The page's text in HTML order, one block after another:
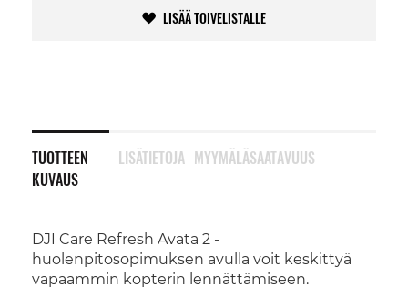
LISÄÄ TOIVELISTALLE
TUOTTEEN
KUVAUS
DJI Care Refresh Avata 2 -
huolenpitosopimuksen avulla voit keskittyä
vapaammin kopterin lennättämiseen.
LISÄTIETOJA MYYMÄLÄSAATAVUUS